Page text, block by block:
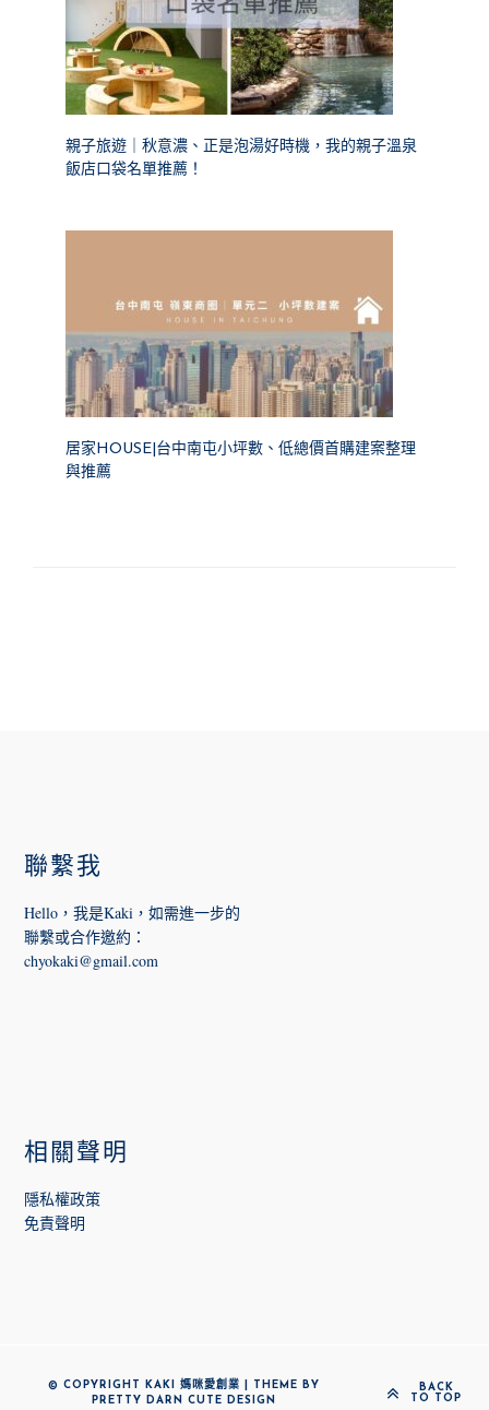
親子旅遊｜秋意濃、正是泡湯好時機，我的親子溫泉
飯店口袋名單推薦！
居家HOUSE|台中南屯小坪數、低總價首購建案整理
與推薦
聯繫我
Hello，我是Kaki，如需進一步的
聯繫或合作邀約 ：
chyokaki@gmail.com
相關聲明
隱私權政策
免責聲明
© COPYRIGHT KAKI 媽咪愛創業 | THEME BY
PRETTY DARN CUTE DESIGN
BACK
TO TOP